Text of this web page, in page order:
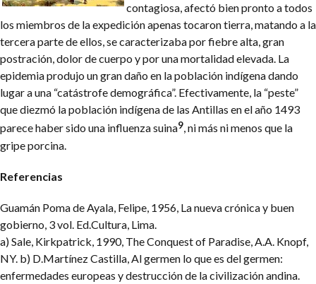
contagiosa, afectó bien pronto a todos
los miembros de la expedición apenas tocaron tierra, matando a la
tercera parte de ellos, se caracterizaba por fiebre alta, gran
postración, dolor de cuerpo y por una mortalidad elevada. La
epidemia produjo un gran daño en la población indígena dando
lugar a una “catástrofe demográfica”. Efectivamente, la “peste”
que diezmó la población indígena de las Antillas en el año 1493
parece haber sido una influenza suina9, ni más ni menos que la
gripe porcina.
Referencias
Guamán Poma de Ayala, Felipe, 1956, La nueva crónica y buen
gobierno, 3 vol. Ed.Cultura, Lima.
a) Sale, Kirkpatrick, 1990, The Conquest of Paradise, A.A. Knopf,
NY. b) D.Martínez Castilla, Al germen lo que es del germen:
enfermedades europeas y destrucción de la civilización andina.